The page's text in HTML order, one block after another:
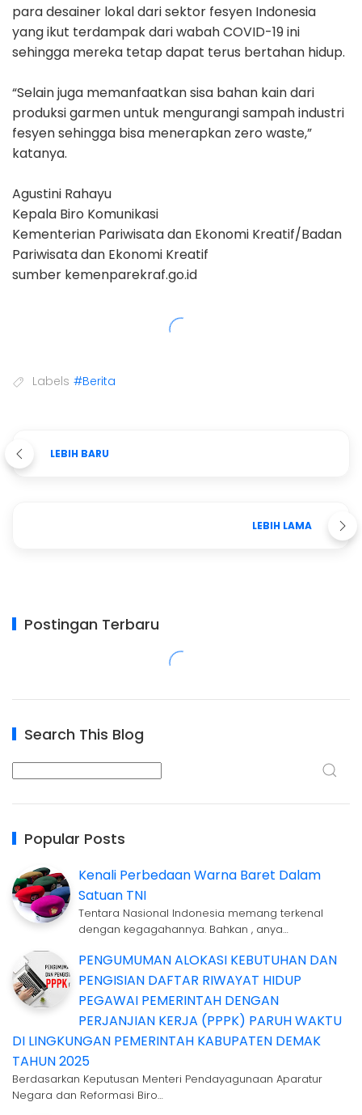
para desainer lokal dari sektor fesyen Indonesia
yang ikut terdampak dari wabah COVID-19 ini
sehingga mereka tetap dapat terus bertahan hidup.
“Selain juga memanfaatkan sisa bahan kain dari
produksi garmen untuk mengurangi sampah industri
fesyen sehingga bisa menerapkan zero waste,”
katanya.
Agustini Rahayu
Kepala Biro Komunikasi
Kementerian Pariwisata dan Ekonomi Kreatif/Badan
Pariwisata dan Ekonomi Kreatif
sumber kemenparekraf.go.id
Labels #Berita
LEBIH BARU
LEBIH LAMA
Postingan Terbaru
Search This Blog
Popular Posts
Kenali Perbedaan Warna Baret Dalam
Satuan TNI
Tentara Nasional Indonesia memang terkenal
dengan kegagahannya. Bahkan , anya…
PENGUMUMAN ALOKASI KEBUTUHAN DAN
PENGISIAN DAFTAR RIWAYAT HIDUP
PEGAWAI PEMERINTAH DENGAN
PERJANJIAN KERJA (PPPK) PARUH WAKTU
DI LINGKUNGAN PEMERINTAH KABUPATEN DEMAK
TAHUN 2025
Berdasarkan Keputusan Menteri Pendayagunaan Aparatur
Negara dan Reformasi Biro…